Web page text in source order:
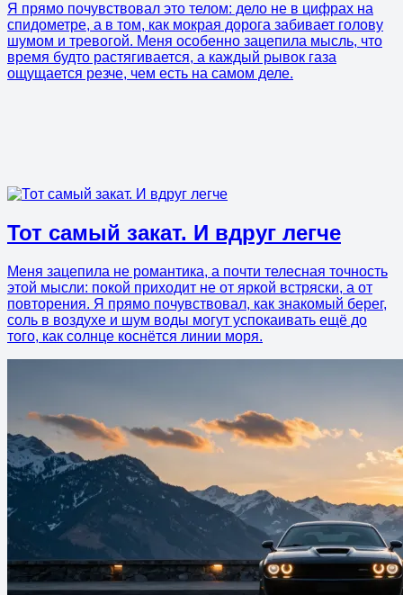
Я прямо почувствовал это телом: дело не в цифрах на
спидометре, а в том, как мокрая дорога забивает голову
шумом и тревогой. Меня особенно зацепила мысль, что
время будто растягивается, а каждый рывок газа
ощущается резче, чем есть на самом деле.
Тот самый закат. И вдруг легче
Меня зацепила не романтика, а почти телесная точность
этой мысли: покой приходит не от яркой встряски, а от
повторения. Я прямо почувствовал, как знакомый берег,
соль в воздухе и шум воды могут успокаивать ещё до
того, как солнце коснётся линии моря.